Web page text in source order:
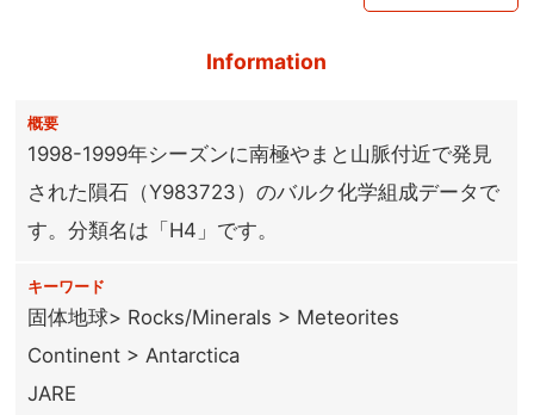
Information
概要
1998-1999年シーズンに南極やまと山脈付近で発見
された隕石（Y983723）のバルク化学組成データで
す。分類名は「H4」です。
キーワード
固体地球> Rocks/Minerals > Meteorites
Continent > Antarctica
JARE